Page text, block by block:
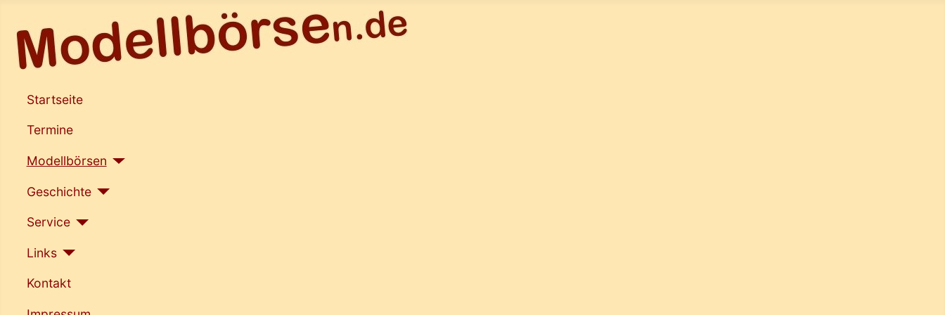
Startseite
Termine
Modellbörsen
Geschichte
Service
Links
Kontakt